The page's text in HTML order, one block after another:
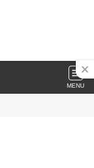
MENU